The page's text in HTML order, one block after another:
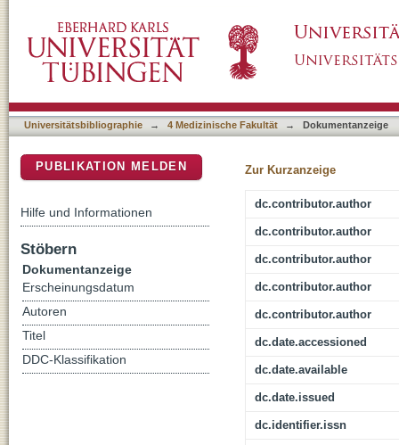
Universitätsbibliographie → 4 Medizinische Fakultät → Dokumentanzeige
Zur Kurzanzeige
dc.contributor.author
dc.contributor.author
dc.contributor.author
dc.contributor.author
dc.contributor.author
dc.date.accessioned
dc.date.available
dc.date.issued
dc.identifier.issn
PUBLIKATION MELDEN
Hilfe und Informationen
Stöbern
Dokumentanzeige
Erscheinungsdatum
Autoren
Titel
DDC-Klassifikation